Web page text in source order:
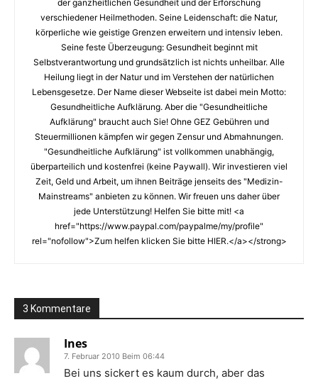
der ganzheitlichen Gesundheit und der Erforschung
verschiedener Heilmethoden. Seine Leidenschaft: die Natur,
körperliche wie geistige Grenzen erweitern und intensiv leben.
Seine feste Überzeugung: Gesundheit beginnt mit
Selbstverantwortung und grundsätzlich ist nichts unheilbar. Alle
Heilung liegt in der Natur und im Verstehen der natürlichen
Lebensgesetze. Der Name dieser Webseite ist dabei mein Motto:
Gesundheitliche Aufklärung. Aber die "Gesundheitliche
Aufklärung" braucht auch Sie! Ohne GEZ Gebühren und
Steuermillionen kämpfen wir gegen Zensur und Abmahnungen.
"Gesundheitliche Aufklärung" ist vollkommen unabhängig,
überparteilich und kostenfrei (keine Paywall). Wir investieren viel
Zeit, Geld und Arbeit, um ihnen Beiträge jenseits des "Medizin-
Mainstreams" anbieten zu können. Wir freuen uns daher über
jede Unterstützung! Helfen Sie bitte mit! <a
href="https://www.paypal.com/paypalme/my/profile"
rel="nofollow">Zum helfen klicken Sie bitte HIER.</a></strong>
3 Kommentare
Ines
7. Februar 2010 Beim 06:44
Bei uns sickert es kaum durch, aber das